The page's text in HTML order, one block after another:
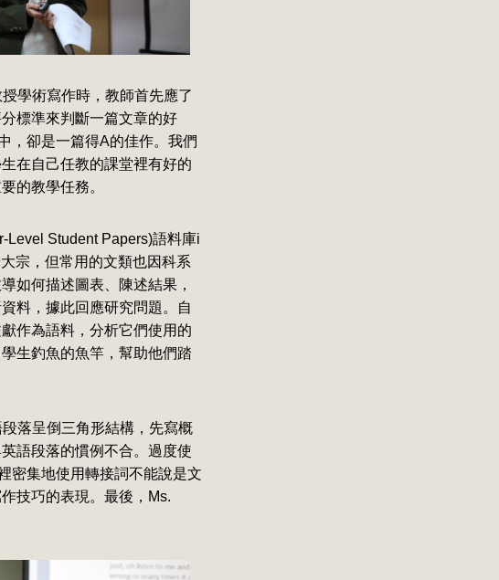
學術寫作時，教師首先應了
標準來判斷一篇文章的好
，卻是一篇得A的佳作。我們
在自己任教的課堂裡有好的
的教學任務。
Level Student Papers)語料庫i
宗，但常用的文類也因科系
如何描述圖表、陳述結果，
料，據此回應研究問題。自
作為語料，分析它們使用的
生釣魚的魚竿，幫助他們踏
落呈倒三角形結構，先寫概
語段落的慣例不合。過度使
密集地使用轉接詞不能說是文
技巧的表現。最後，Ms.